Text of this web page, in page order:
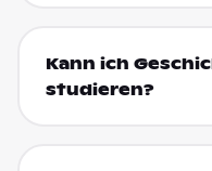
Kann ich
studieren?